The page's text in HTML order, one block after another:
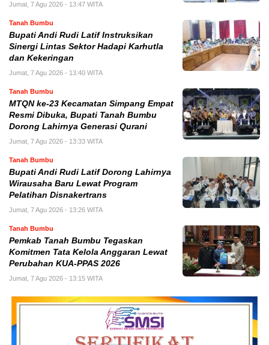
Jumat, 7 Agu 2026 - 13:47 WITA
Tanah Bumbu
Bupati Andi Rudi Latif Instruksikan
Sinergi Lintas Sektor Hadapi Karhutla
dan Kekeringan
Jumat, 7 Agu 2026 - 13:40 WITA
Tanah Bumbu
MTQN ke-23 Kecamatan Simpang Empat
Resmi Dibuka, Bupati Tanah Bumbu
Dorong Lahirnya Generasi Qurani
Jumat, 7 Agu 2026 - 13:33 WITA
Tanah Bumbu
Bupati Andi Rudi Latif Dorong Lahirnya
Wirausaha Baru Lewat Program
Pelatihan Disnakertrans
Jumat, 7 Agu 2026 - 13:26 WITA
Tanah Bumbu
Pemkab Tanah Bumbu Tegaskan
Komitmen Tata Kelola Anggaran Lewat
Perubahan KUA-PPAS 2026
Jumat, 7 Agu 2026 - 13:15 WITA